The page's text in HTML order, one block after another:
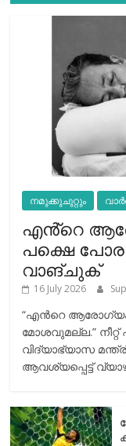
നമുക്കുചുറ്റും
എൻ്റെ
പക്ഷെ
വാങ്ചുക്
16 July 2026
“എന്‍റെ
മോശവുമല്ല.” നീറ്റ്
വിദ്യാഭ്യാസ
ആവശ്യപ്പെട്ട്